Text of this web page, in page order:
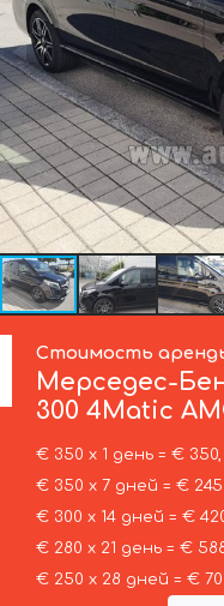
Стоимость
Мерседес-
300 4Matic
€ 350 х 1 день = €
€ 350 х 7 дней = €
€ 300 х 14 дней = €
€ 280 х 21 день = €
€ 250 х 28 дней = €